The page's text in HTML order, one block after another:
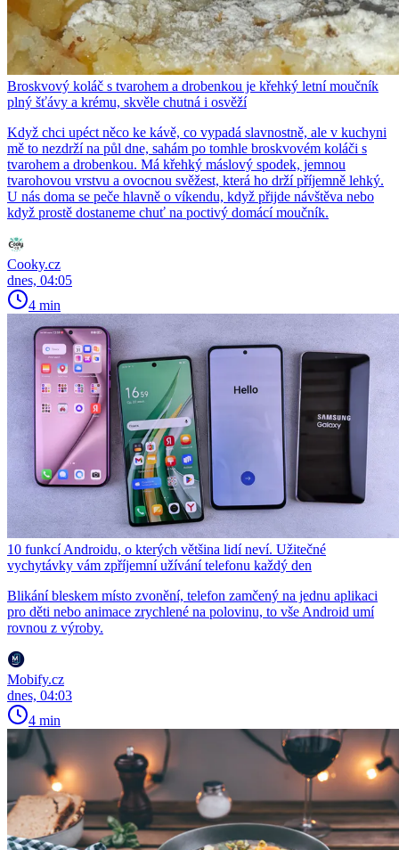
Broskvový koláč s tvarohem a drobenkou je křehký letní moučník
plný šťávy a krému, skvěle chutná i osvěží
Když chci upéct něco ke kávě, co vypadá slavnostně, ale v kuchyni
mě to nezdrží na půl dne, sahám po tomhle broskvovém koláči s
tvarohem a drobenkou. Má křehký máslový spodek, jemnou
tvarohovou vrstvu a ovocnou svěžest, která ho drží příjemně lehký.
U nás doma se peče hlavně o víkendu, když přijde návštěva nebo
když prostě dostaneme chuť na poctivý domácí moučník.
Cooky.cz
dnes, 04:05
4 min
10 funkcí Androidu, o kterých většina lidí neví. Užitečné
vychytávky vám zpříjemní užívání telefonu každý den
Blikání bleskem místo zvonění, telefon zamčený na jednu aplikaci
pro děti nebo animace zrychlené na polovinu, to vše Android umí
rovnou z výroby.
Mobify.cz
dnes, 04:03
4 min